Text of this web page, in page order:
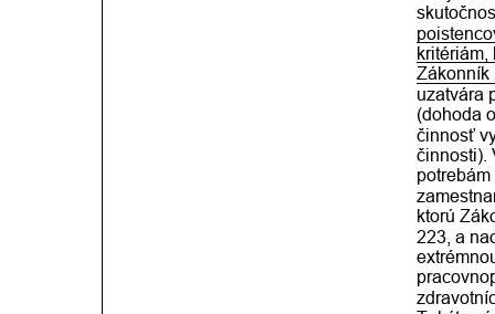
Zákonník
uzatvára
(dohoda
činnosť
činnosti).
ktorú
223, a